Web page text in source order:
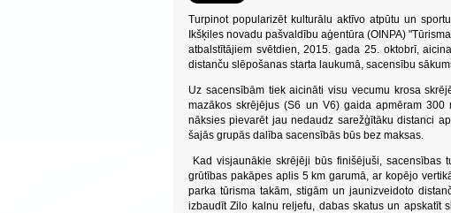
Turpinot popularizēt kulturālu aktīvo atpūtu un
Ikšķiles novadu pašvaldību aģentūra (OINPA)
atbalstītājiem svētdien, 2015. gada 25. oktobrī,
distanču slēpošanas starta laukumā, sacensību
Uz sacensībām tiek aicināti visu vecumu krosa
mazākos skrējējus (S6 un V6) gaida apmēram
nāksies pievarēt jau nedaudz sarežģītāku distanci
šajās grupās dalība sacensībās būs bez maksas.
Kad visjaunākie skrējēji būs finišējuši,
grūtības pakāpes aplis 5 km garumā, ar kopējo
parka tūrisma takām, stigām un jaunizveidoto
izbaudīt Zilo kalnu reljefu, dabas skatus un apskatīt